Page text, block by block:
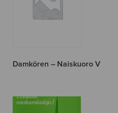
Damkören – Naiskuoro V